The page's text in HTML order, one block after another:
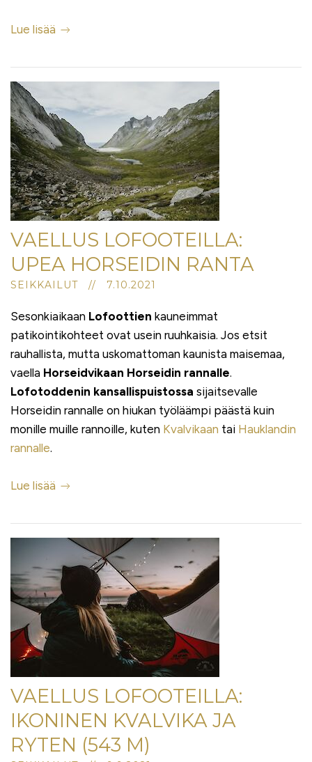
Lue lisää
VAELLUS LOFOOTEILLA:
UPEA HORSEIDIN RANTA
SEIKKAILUT // 7.10.2021
Sesonkiaikaan Lofoottien kauneimmat
patikointikohteet ovat usein ruuhkaisia. Jos etsit
rauhallista, mutta uskomattoman kaunista maisemaa,
vaella Horseidvikaan Horseidin rannalle.
Lofotoddenin kansallispuistossa sijaitsevalle
Horseidin rannalle on hiukan työläämpi päästä kuin
monille muille rannoille, kuten Kvalvikaan tai Hauklandin
rannalle.
Lue lisää
VAELLUS LOFOOTEILLA:
IKONINEN KVALVIKA JA
RYTEN (543 M)